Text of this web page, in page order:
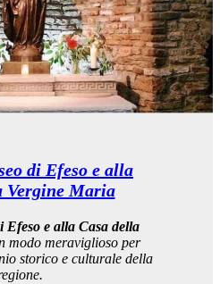
di Efeso e alla
Vergine Maria
Efeso e alla Casa della
modo meraviglioso per
storico e culturale della